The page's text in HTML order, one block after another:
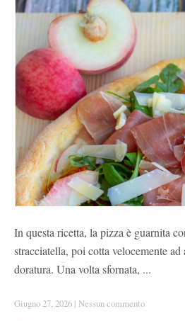
In questa ricetta, la pizza è guarnita
stracciatella, poi cotta velocemente
doratura. Una volta sfornata, ...
Giugno 27, 2026 | Nessun commento